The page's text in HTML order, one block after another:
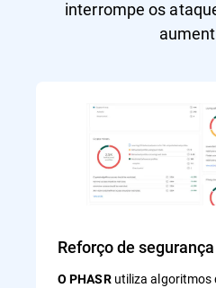
interrompe os
Reforço de
O PHASRutiliza algoritmos